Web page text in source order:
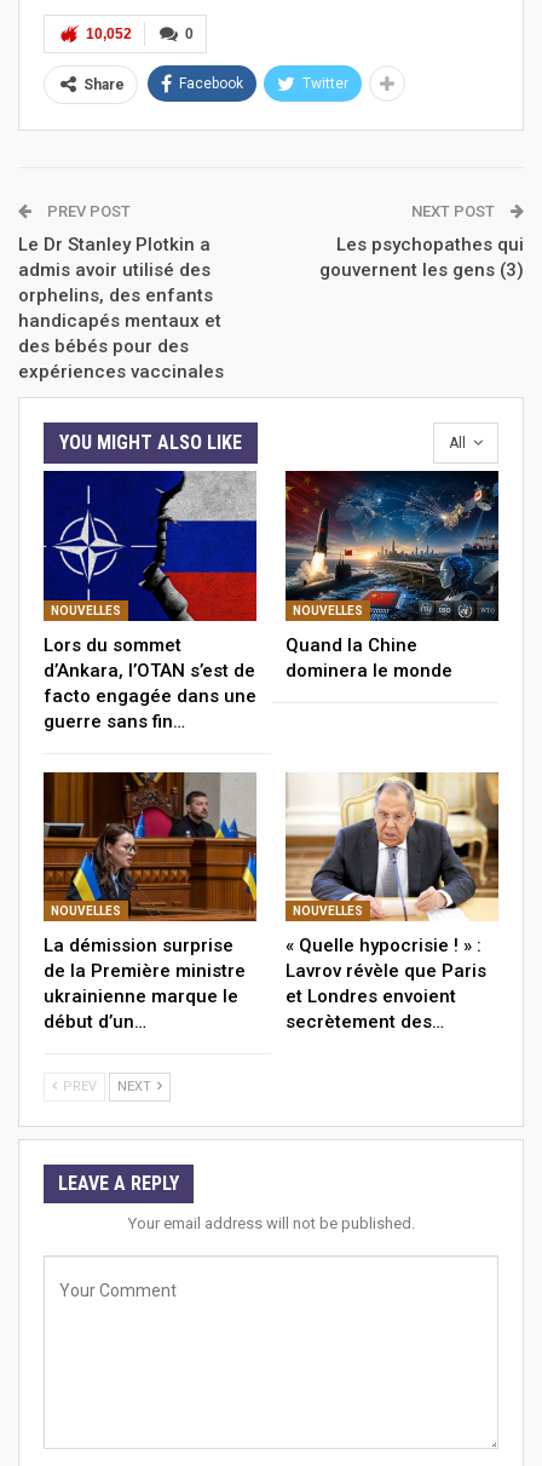
0
10,052
Share Facebook Twitter
PREV POST
Le Dr Stanley Plotkin a
admis avoir utilisé des
orphelins, des enfants
handicapés mentaux et
des bébés pour des
expériences vaccinales
NEXT POST
Les psychopathes qui
gouvernent les gens (3)
All
YOU MIGHT ALSO LIKE
NOUVELLES
Lors du sommet
d’Ankara, l’OTAN s’est de
facto engagée dans une
guerre sans fin…
NOUVELLES
Quand la Chine
dominera le monde
NOUVELLES
La démission surprise
de la Première ministre
ukrainienne marque le
début d’un…
NOUVELLES
« Quelle hypocrisie ! » :
Lavrov révèle que Paris
et Londres envoient
secrètement des…
PREV NEXT
LEAVE A REPLY
Your email address will not be published.